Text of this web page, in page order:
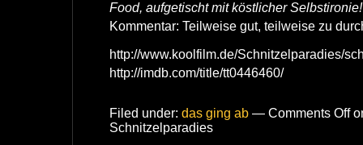
Food, aufgetischt mit köstlicher Selbstironie!
Kommentar: Teilweise gut, teilweise zu
http://www.koolfilm.de/Schnitzelparadies/
http://imdb.com/title/tt0446460/
Filed under: das ging ab — Comments Off
Schnitzelparadies